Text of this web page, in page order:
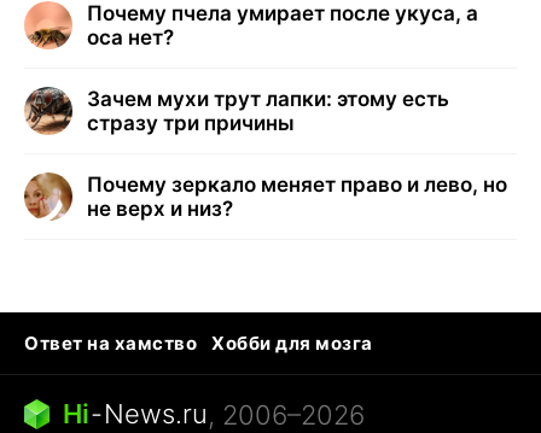
Почему пчела умирает после укуса, а
оса нет?
Зачем мухи трут лапки: этому есть
стразу три причины
Почему зеркало меняет право и лево, но
не верх и низ?
Ответ на хамство
Хобби для мозга
Бензин 100 и 95
Тунцы в океанариуме
Следующая пандемия
Hi-News.ru, 2006–2026